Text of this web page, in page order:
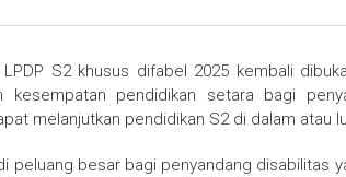
S2 khusus difabel 2025 kembali
kesempatan pendidikan setara bagi
melanjutkan pendidikan S2 di dalam atau
peluang besar bagi penyandang disabilitas